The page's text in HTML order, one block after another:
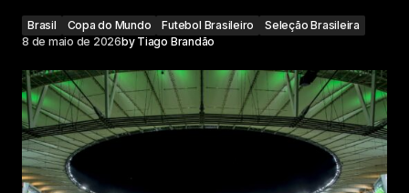
Brasil Copa do Mundo Futebol Brasileiro
Seleção Brasileira
8 de maio de 2026by Tiago Brandão